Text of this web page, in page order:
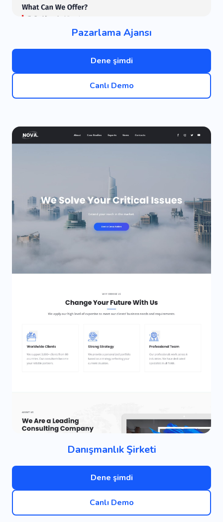
Pazarlama Ajansı
Dene şimdi
Canlı Demo
Danışmanlık Şirketi
Dene şimdi
Canlı Demo